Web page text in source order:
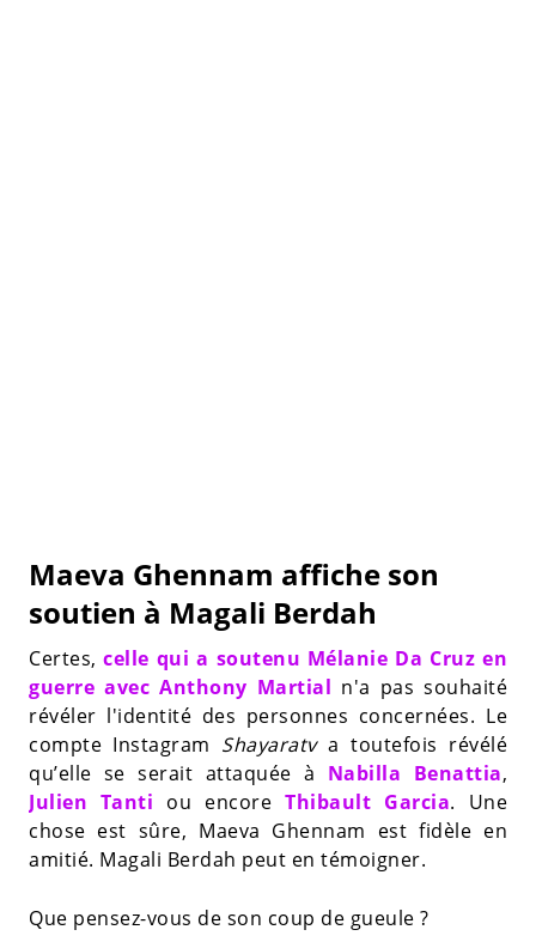
Maeva Ghennam affiche son
soutien à Magali Berdah
Certes,celle qui a soutenu Mélanie Da Cruz en
guerre avec Anthony Martial n'a pas souhaité
révéler l'identité des personnes concernées. Le
compte Instagram Shayaratva toutefois révélé
qu’elle se serait attaquée à Nabilla Benattia,
Julien Tanti ou encoreThibault Garcia. Une
chose est sûre, Maeva Ghennam est fidèle en
amitié. Magali Berdah peut en témoigner.
Que pensez-vous de son coup de gueule ?